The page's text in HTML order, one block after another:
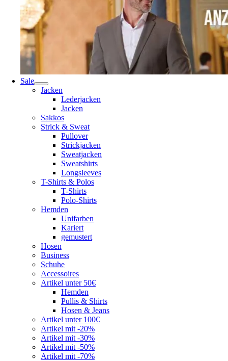
Sale
Jacken
Lederjacken
Jacken
Sakkos
Strick & Sweat
Pullover
Strickjacken
Sweatjacken
Sweatshirts
Longsleeves
T-Shirts & Polos
T-Shirts
Polo-Shirts
Hemden
Unifarben
Kariert
gemustert
Hosen
Business
Schuhe
Accessoires
Artikel unter 50€
Hemden
Pullis & Shirts
Hosen & Jeans
Artikel unter 100€
Artikel mit -20%
Artikel mit -30%
Artikel mit -50%
Artikel mit -70%